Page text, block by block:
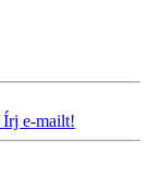
Írj e-mailt!